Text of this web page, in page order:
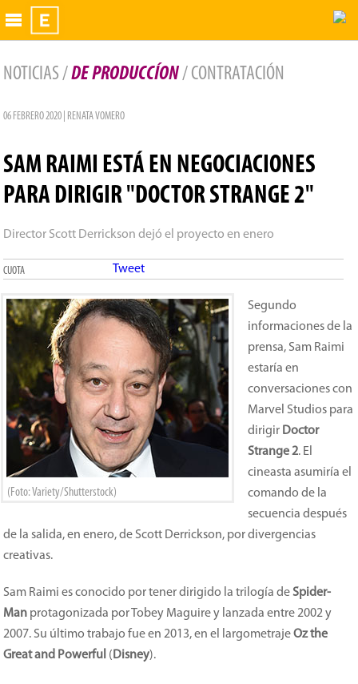
Exhibidor
NOTICIAS /DE PRODUCCÍON/ CONTRATACIÓN
06 FEBRERO 2020 | RENATA VOMERO
SAM RAIMI ESTÁ EN NEGOCIACIONES
PARA DIRIGIR "DOCTOR STRANGE 2"
Director Scott Derrickson dejó el proyecto en enero
CUOTA Tweet
(Foto: Variety/Shutterstock)
Segundo
informaciones de la
prensa, Sam Raimi
estaría en
conversaciones con
Marvel Studios para
dirigir Doctor
Strange 2. El
cineasta asumiría el
comando de la
secuencia después
de la salida, en enero, de Scott Derrickson, por divergencias
creativas.
Sam Raimi es conocido por tener dirigido la trilogía deSpider-
Man protagonizada por Tobey Maguire y lanzada entre 2002 y
2007. Su último trabajo fue en 2013, en el largometrajeOz the
Great and Powerful ( Disney).